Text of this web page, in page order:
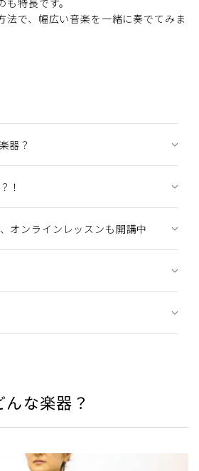
法で、幅広い音楽を一緒に奏でてみま
器？
！
オンラインレッスンも開講中
な楽器？